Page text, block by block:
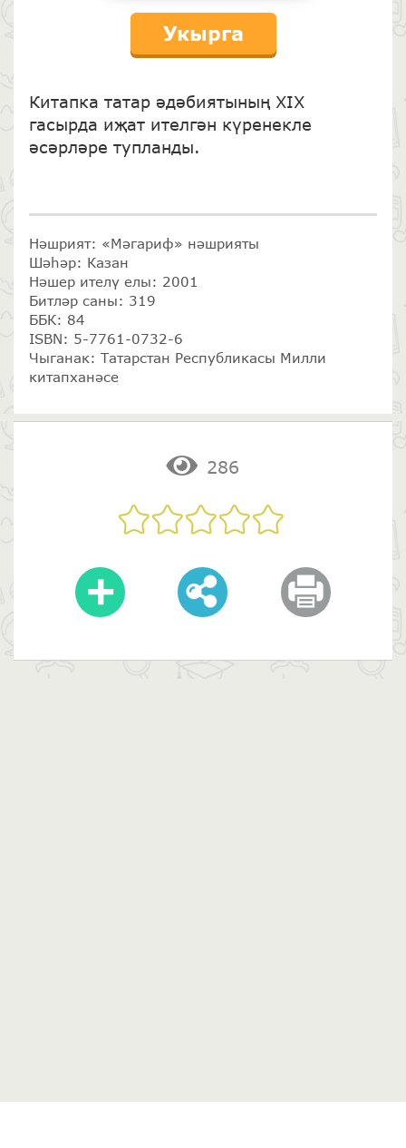
Укырга
Китапка татар әдәбиятының XIX
гасырда иҗат ителгән күренекле
әсәрләре тупланды.
Нәшрият: «Мәгариф» нәшрияты
Шәһәр: Казан
Нәшер ителү елы: 2001
Битләр саны: 319
ББК: 84
ISBN: 5-7761-0732-6
Чыганак: Татарстан Республикасы Милли
китапханәсе
286